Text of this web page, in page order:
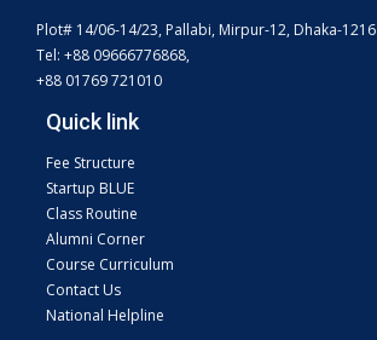
Plot# 14/06-14/23, Pallabi, Mirpur-12, Dhaka-1216
Tel: +88 09666776868,
+88 01769 721010
Quick link
Fee Structure
Startup BLUE
Class Routine
Alumni Corner
Course Curriculum
Contact Us
National Helpline